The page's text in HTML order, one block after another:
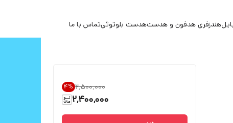
هندزفری هدفون و هدستهدست بلوتوثیتماس با ما
۲٬۵۰۰٬۰۰۰ 4%
2,400,000